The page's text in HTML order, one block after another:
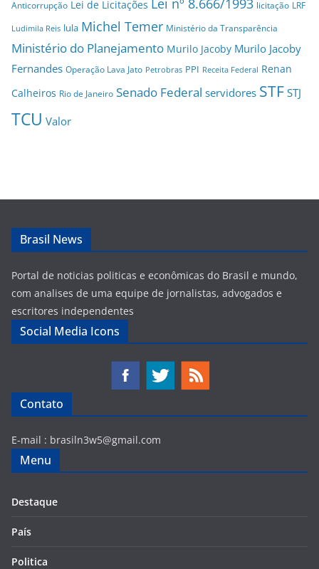
Anticorrupção Lei de Licitações licitação LRF
Ludimila Reis lula Michel Temer Ministério da Transparência
Ministério do Planejamento Murilo Jacoby Murilo Jacoby
Fernandes Operação Lava Jato Petrobras PPI Receita Federal Renan
Calheiros Rio de Janeiro Senado Federal servidores STF STJ
TCU Valor
Brasil News
Portal de noticias politicas e econômicas do Brasil e mundo,
com analises de uma equipe de jornalistas, advogados e
escritores independentes
Social Media Icons
Contato
E-mail : brasiln3w5@gmail.com
Menu
Destaque
País
Politica